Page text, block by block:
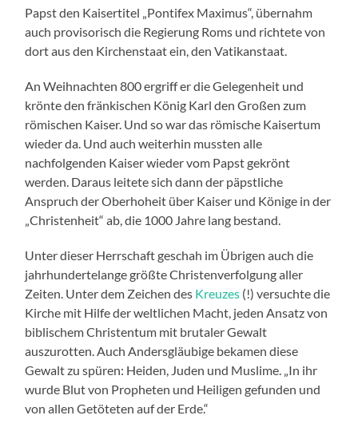
Papst den Kaisertitel „Pontifex Maximus“, übernahm
auch provisorisch die Regierung Roms und richtete von
dort aus den Kirchenstaat ein, den Vatikanstaat.
An Weihnachten 800 ergriff er die Gelegenheit und
krönte den fränkischen König Karl den Großen zum
römischen Kaiser. Und so war das römische Kaisertum
wieder da. Und auch weiterhin mussten alle
nachfolgenden Kaiser wieder vom Papst gekrönt
werden. Daraus leitete sich dann der päpstliche
Anspruch der Oberhoheit über Kaiser und Könige in der
„Christenheit“ ab, die 1000 Jahre lang bestand.
Unter dieser Herrschaft geschah im Übrigen auch die
jahrhundertelange größte Christenverfolgung aller
Zeiten. Unter dem Zeichen des Kreuzes (!) versuchte die
Kirche mit Hilfe der weltlichen Macht, jeden Ansatz von
biblischem Christentum mit brutaler Gewalt
auszurotten. Auch Andersgläubige bekamen diese
Gewalt zu spüren: Heiden, Juden und Muslime. „In ihr
wurde Blut von Propheten und Heiligen gefunden und
von allen Getöteten auf der Erde.“